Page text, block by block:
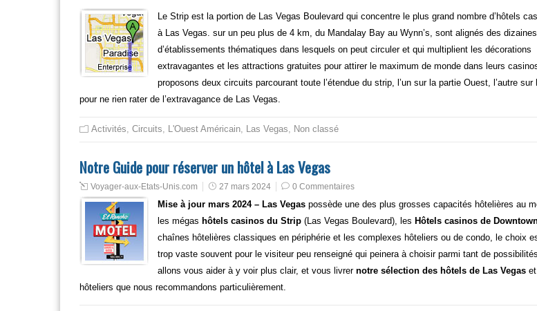
Le Strip est la portion de Las Vegas Boulevard qui concentre le plus grand nombre d’hôtels
à Las Vegas. sur un peu plus de 4 km, du Mandalay Bay au Wynn’s, sont alignés des dizaines
d’établissements thématiques dans lesquels on peut circuler et qui multiplient les décorations
extravagantes et les attractions gratuites pour attirer le maximum de monde dans leurs
proposons deux circuits parcourant toute l’étendue du strip, l’un sur la partie Ouest, l’autre sur
pour ne rien rater de l’extravagance de Las Vegas.
Activités, Circuits, L'Ouest Américain, Las Vegas, Non classé
Notre Guide pour réserver un hôtel à Las Vegas
Voyager-aux-Etats-Unis.com 27 mars 2024 0 Commentaires
Mise à jour mars 2024 – Las Vegas possède une des plus grosses capacités hôtelières au
les mégas hôtels casinos du Strip (Las Vegas Boulevard), les Hôtels casinos de
chaînes hôtelières classiques en périphérie et les complexes hôteliers ou de condo, le choix
trop vaste souvent pour le visiteur peu renseigné qui peinera à choisir parmi tant de
allons vous aider à y voir plus clair, et vous livrer notre sélection des hôtels de Las Vegas
hôteliers que nous recommandons particulièrement.